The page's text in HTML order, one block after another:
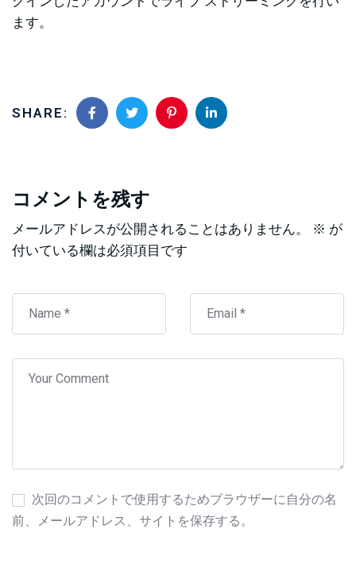
ます。
SHARE:
コメントを残す
メールアドレスが公開されることはありません。 ※ が
付いている欄は必須項目です
次回のコメントで使用するためブラウザーに自分の名
前、メールアドレス、サイトを保存する。